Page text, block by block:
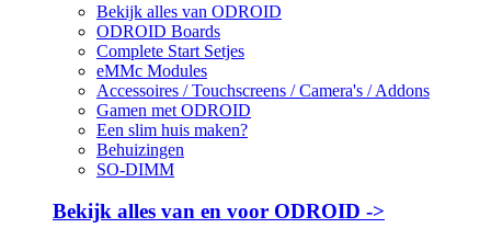
Bekijk alles van ODROID
ODROID Boards
Complete Start Setjes
eMMc Modules
Accessoires / Touchscreens / Camera's / Addons
Gamen met ODROID
Een slim huis maken?
Behuizingen
SO-DIMM
Bekijk alles van en voor ODROID ->